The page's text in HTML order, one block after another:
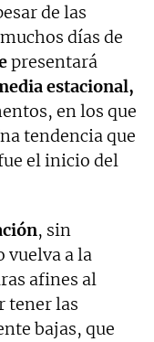
de las
días de
presentará
estacional,
en los que
tendencia que
el inicio del
, sin
vuelva a la
afines al
tener las
bajas, que